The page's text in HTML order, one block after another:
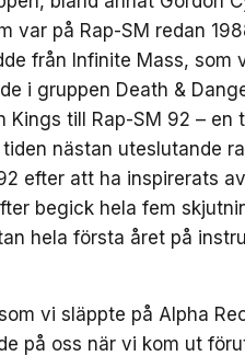
var på Rap-SM redan
från Infinite Mass, som
i gruppen Death &
Kings till Rap-SM 92 –
nästan uteslutande
efter att ha inspirerats
begick hela fem
hela första året på
vi släppte på Alpha
på oss när vi kom ut